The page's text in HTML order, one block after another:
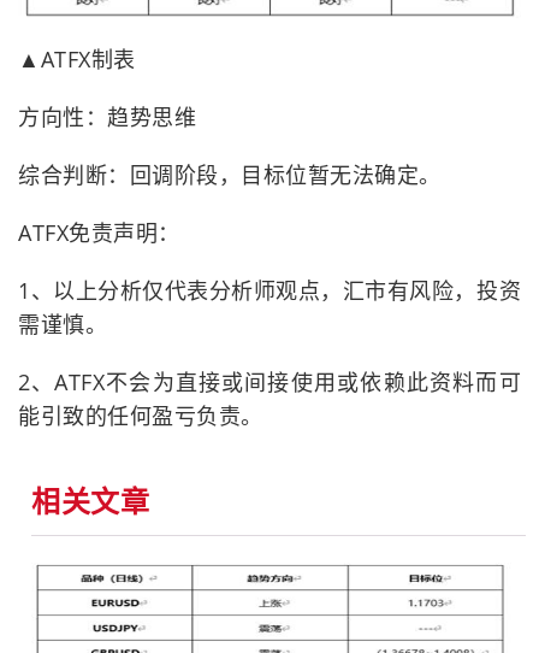
▲ATFX制表
方向性：趋势思维
综合判断：回调阶段，目标位暂无法确定。
ATFX免责声明：
1、以上分析仅代表分析师观点，汇市有风险，投资
需谨慎。
2、ATFX不会为直接或间接使用或依赖此资料而可
能引致的任何盈亏负责。
相关文章